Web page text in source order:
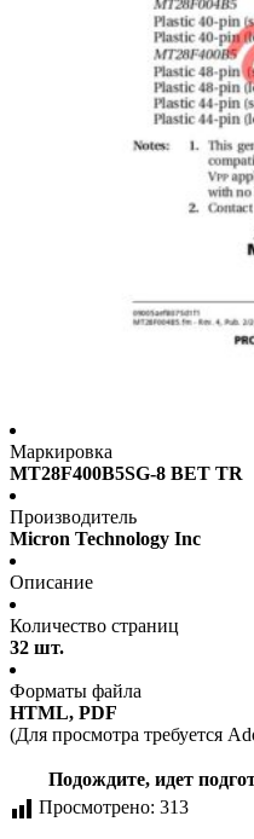
Маркировка
MT28F400B5SG-8 BET TR
Производитель
Micron Technology Inc
Описание
Количество страниц
32 шт.
Форматы файла
HTML, PDF
(Для просмотра требуется
Подождите, идет
Просмотрено: 313